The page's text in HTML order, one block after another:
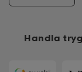
Handla